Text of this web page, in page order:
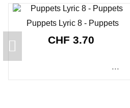
Puppets Lyric 8 - Puppets
CHF 3.70
...